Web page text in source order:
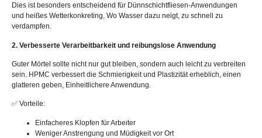
Dies ist besonders entscheidend für Dünnschichtfliesen-Anwendungen
und heißes Wetterkonkreting, Wo Wasser dazu neigt, zu schnell zu
verdampfen.
2. Verbesserte Verarbeitbarkeit und reibungslose Anwendung
Guter Mörtel sollte nicht nur gut bleiben, sondern auch leicht zu verbreiten
sein. HPMC verbessert die Schmierigkeit und Plastizität erheblich, einen
glatteren geben, Einheitlichere Anwendung.
✅ Vorteile:
Einfacheres Klopfen für Arbeiter
Weniger Anstrengung und Müdigkeit vor Ort